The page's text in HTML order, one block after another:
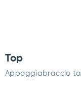
Top
Appoggiabraccio